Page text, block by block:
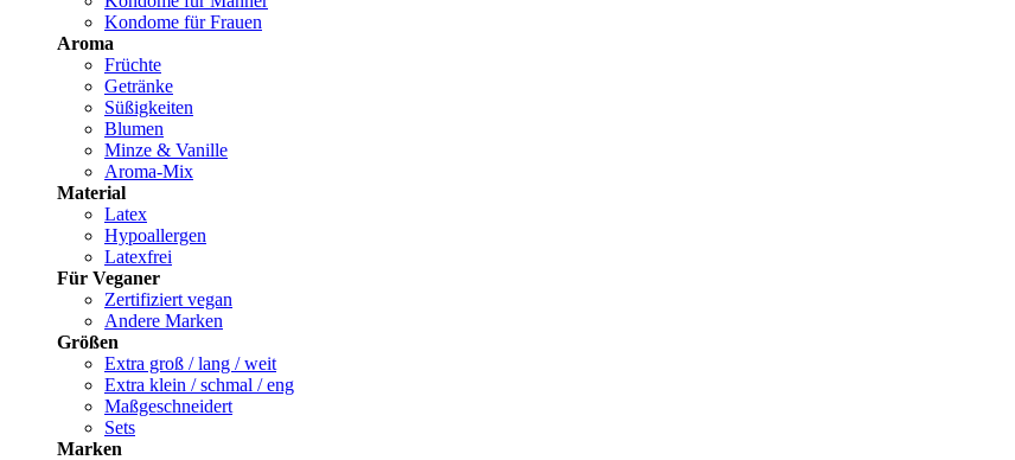
Kondome für Frauen
Aroma
Früchte
Getränke
Süßigkeiten
Blumen
Minze & Vanille
Aroma-Mix
Material
Latex
Hypoallergen
Latexfrei
Für Veganer
Zertifiziert vegan
Andere Marken
Größen
Extra groß / lang / weit
Extra klein / schmal / eng
Maßgeschneidert
Sets
Marken